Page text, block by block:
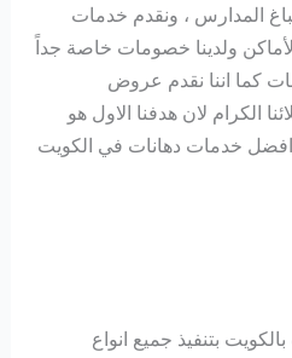
المدارس ، ونقدم خدمات
ولدينا خصومات خاصة جداً
كما اننا نقدم عروض
الكرام لان هدفنا الاول هو
خدمات دهانات في الكويت
بتنفيذ جميع انواع